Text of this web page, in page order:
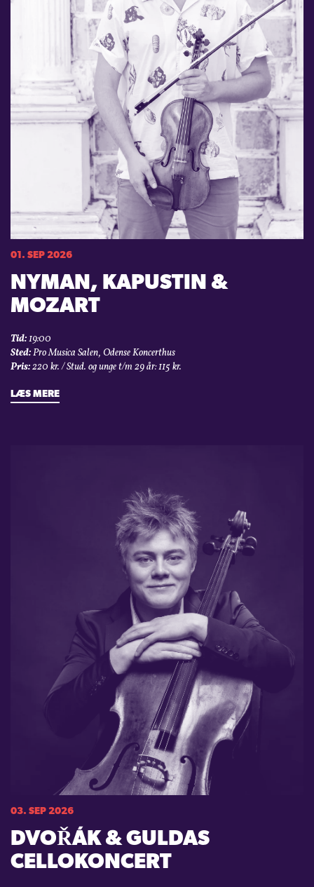
01. SEP 2026
NYMAN, KAPUSTIN &
MOZART
Tid:19:00
Sted:Pro Musica Salen, Odense Koncerthus
Pris:220 kr. / Stud. og unge t/m 29 år: 115 kr.
LÆS MERE
03. SEP 2026
DVOŘÁK & GULDAS
CELLOKONCERT